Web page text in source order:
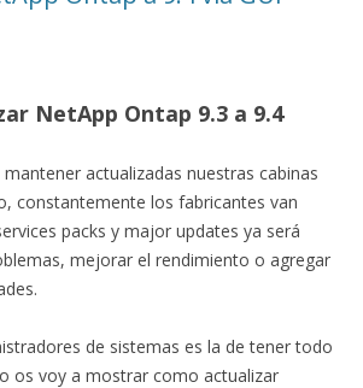
NetApp Ontap 9.3 a 9.4
actualizadas nuestras cabinas
constantemente los fabricantes van
packs y major updates ya será
mejorar el rendimiento o agregar
de sistemas es la de tener todo
os voy a mostrar como actualizar